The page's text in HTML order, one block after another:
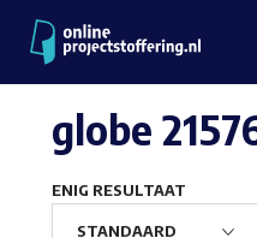
globe
ENIG RESULTAAT